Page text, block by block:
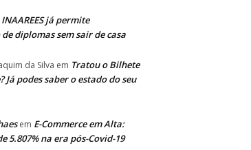
INAAREES já permite
diplomas sem sair de casa
da Silva em Tratou o Bilhete
Já podes saber o estado do seu
em E-Commerce em Alta:
5.807% na era pós-Covid-19